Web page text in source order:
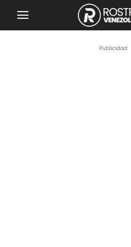
Publicidad